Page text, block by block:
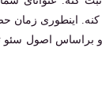
اینطوری زمان
براساس اصول سئو